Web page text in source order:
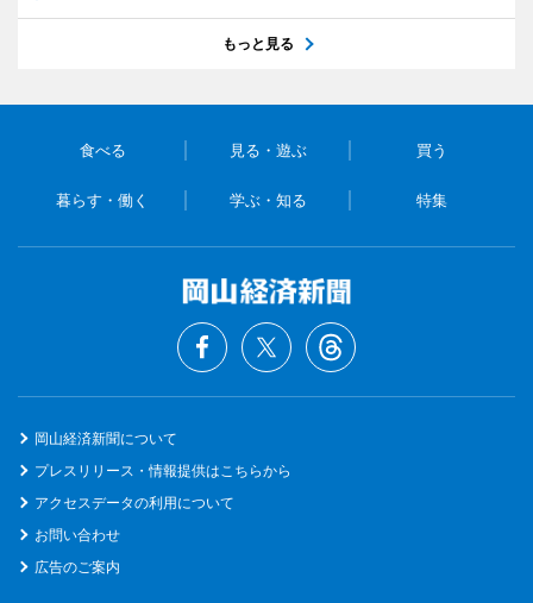
もっと見る
食べる 見る・遊ぶ 買う
暮らす・働く 学ぶ・知る 特集
岡山経済新聞について
プレスリリース・情報提供はこちらから
アクセスデータの利用について
お問い合わせ
広告のご案内